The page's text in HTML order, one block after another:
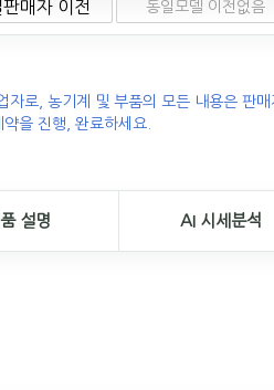
판매자 이전 동일모델 이전없음
자로, 농기계 및 부품의 모든 내용은 판
을 진행, 완료하세요.
설명 AI 시세분석